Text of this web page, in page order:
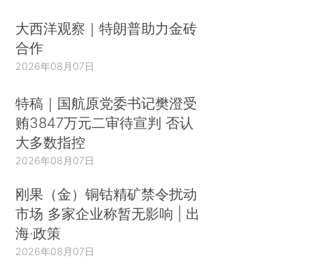
大西洋观察｜特朗普助力金砖
合作
2026年08月07日
特稿｜国航原党委书记樊澄受
贿3847万元二审待宣判 否认
大多数指控
2026年08月07日
刚果（金）铜钴精矿禁令扰动
市场 多家企业称暂无影响 | 出
海·政策
2026年08月07日